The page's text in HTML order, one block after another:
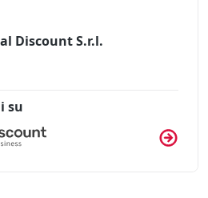
Discount S.r.l.
su